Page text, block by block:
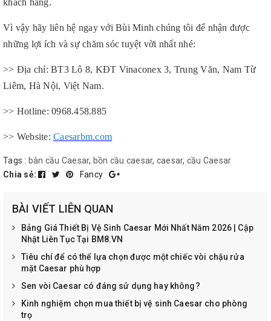
khách hàng.
Vì vậy hãy liên hệ ngay với Bùi Minh chúng tôi để nhận được
những lợi ích và sự chăm sóc tuyệt vời nhất nhé:
>> Địa chỉ: BT3 Lô 8, KĐT Vinaconex 3, Trung Văn, Nam Từ
Liêm, Hà Nội, Việt Nam.
>> Hotline: 0968.458.885
>> Website: Caesarbm.com
Tags : bàn cầu Caesar, bồn cầu caesar, caesar, cầu Caesar
Chia sẻ:
Fancy
BÀI VIẾT LIÊN QUAN
Bảng Giá Thiết Bị Vệ Sinh Caesar Mới Nhất Năm 2026 | Cập
Nhật Liên Tục Tại BM8.VN
Tiêu chí để có thể lựa chọn được một chiếc vòi chậu rửa
mặt Caesar phù hợp
Sen vòi Caesar có đáng sử dụng hay không?
Kinh nghiệm chọn mua thiết bị vệ sinh Caesar cho phòng
trọ